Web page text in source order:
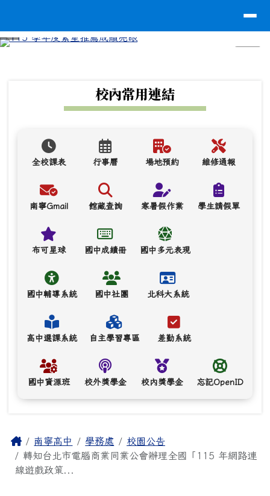
校內常用連結
全校課表 行事曆 場地預約 維修通報
南寧Gmail 館藏查詢 寒暑假作業 學生請假單
布可星球 國中成績冊 國中多元表現
國中輔導系統 國中社團 北科大系統
高中選課系統 自主學習專區 差勤系統
國中資源班 校外獎學金 校內獎學金 忘記OpenID
主內容區域
Home南寧高中 學務處
校園公告
轉知台北市電腦商業同業公會辦理全國「115 年網路連
線遊戲政策...